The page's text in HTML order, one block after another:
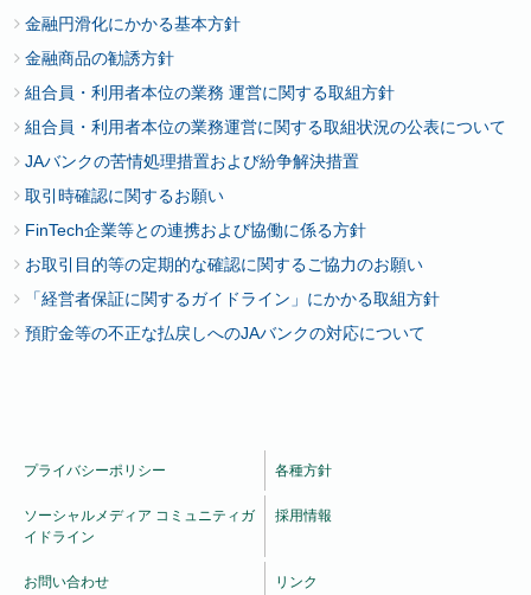
金融円滑化にかかる基本方針
金融商品の勧誘方針
組合員・利用者本位の業務 運営に関する取組方針
組合員・利用者本位の業務運営に関する取組状況の公表について
JAバンクの苦情処理措置および紛争解決措置
取引時確認に関するお願い
FinTech企業等との連携および協働に係る方針
お取引目的等の定期的な確認に関するご協力のお願い
「経営者保証に関するガイドライン」にかかる取組方針
預貯金等の不正な払戻しへのJAバンクの対応について
プライバシーポリシー 各種方針
ソーシャルメディア コミュニティガ
イドライン
採用情報
お問い合わせ リンク